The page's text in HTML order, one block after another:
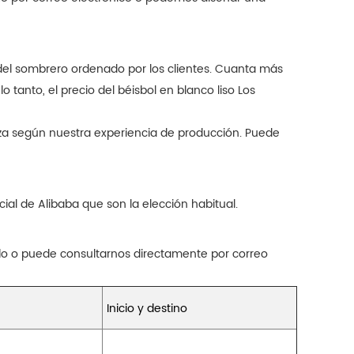
sombrero ordenado por los clientes. Cuanta más
tanto, el precio del béisbol en blanco liso Los
según nuestra experiencia de producción. Puede
de Alibaba que son la elección habitual.
o puede consultarnos directamente por correo
Inicio y destino